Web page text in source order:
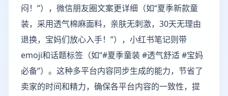
闷！”），微信朋友圈文案更详细（如“夏季新款童
装，采用透气棉麻面料，亲肤无刺激，30天无理由
退换，宝妈们放心入手！”），小红书笔记则带
emoji和话题标签（如“#夏季童装 #透气舒适 #宝妈
必备”）。这种多平台内容同步生成的能力，节省了
卖家的时间和精力，确保各平台内容的一致性，提